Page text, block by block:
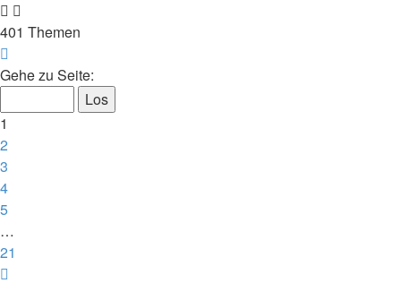
401 Themen
1
21
Gehe zu Seite:
1
2
3
4
5
…
21